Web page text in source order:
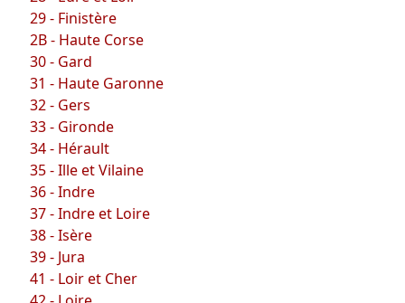
29 - Finistère
2B - Haute Corse
30 - Gard
31 - Haute Garonne
32 - Gers
33 - Gironde
34 - Hérault
35 - Ille et Vilaine
36 - Indre
37 - Indre et Loire
38 - Isère
39 - Jura
41 - Loir et Cher